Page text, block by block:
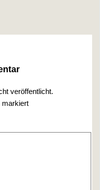
veröffentlicht.
markiert